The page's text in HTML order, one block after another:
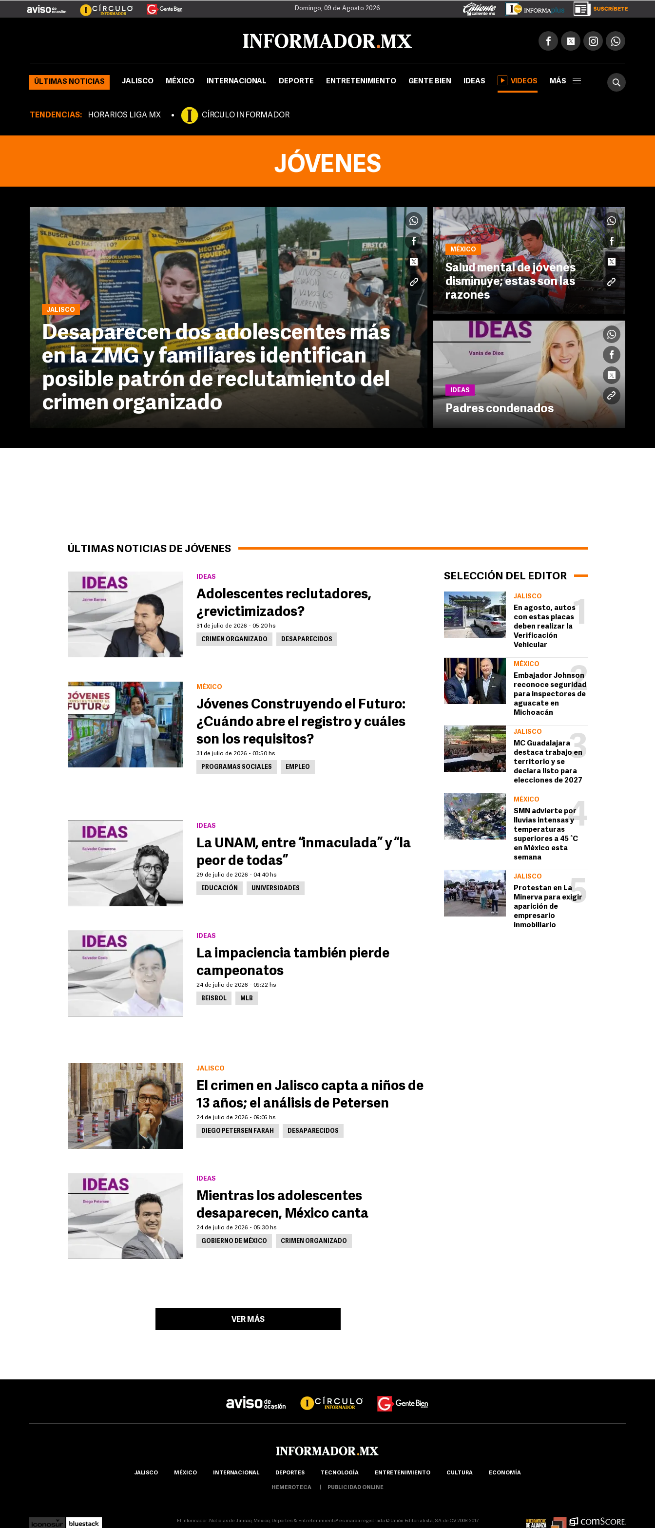
Domingo, 09 de Agosto 2026
ÚLTIMAS NOTICIAS JALISCO MÉXICO INTERNACIONAL DEPORTE ENTRETENIMIENTO GENTE BIEN IDEAS VIDEOS MÁS
TENDENCIAS: HORARIOS LIGA MX CÍRCULO INFORMADOR
JÓVENES
JALISCO
Desaparecen dos adolescentes más
en la ZMG y familiares identifican
posible patrón de reclutamiento del
crimen organizado
MÉXICO
Salud mental de jóvenes
disminuye; estas son las
razones
IDEAS
Padres condenados
ÚLTIMAS NOTICIAS DE JÓVENES
SELECCIÓN DEL EDITOR
1
JALISCO
En agosto, autos
con estas placas
deben realizar la
Verificación
Vehicular
2
MÉXICO
Embajador Johnson
reconoce seguridad
para inspectores de
aguacate en
Michoacán
3
JALISCO
MC Guadalajara
destaca trabajo en
territorio y se
declara listo para
elecciones de 2027
4
MÉXICO
SMN advierte por
lluvias intensas y
temperaturas
superiores a 45 °C
en México esta
semana
5
JALISCO
Protestan en La
Minerva para exigir
aparición de
empresario
inmobiliario
IDEAS
Adolescentes reclutadores,
¿revictimizados?
31 de julio de 2026 - 05:20 hs
CRIMEN ORGANIZADO DESAPARECIDOS
MÉXICO
Jóvenes Construyendo el Futuro:
¿Cuándo abre el registro y cuáles
son los requisitos?
31 de julio de 2026 - 03:50 hs
PROGRAMAS SOCIALES EMPLEO
IDEAS
La UNAM, entre “inmaculada” y “la
peor de todas”
29 de julio de 2026 - 04:40 hs
EDUCACIÓN UNIVERSIDADES
IDEAS
La impaciencia también pierde
campeonatos
24 de julio de 2026 - 09:22 hs
BEISBOL MLB
JALISCO
El crimen en Jalisco capta a niños de
13 años; el análisis de Petersen
24 de julio de 2026 - 09:06 hs
DIEGO PETERSEN FARAH DESAPARECIDOS
IDEAS
Mientras los adolescentes
desaparecen, México canta
24 de julio de 2026 - 05:30 hs
GOBIERNO DE MÉXICO CRIMEN ORGANIZADO
VER MÁS
JALISCO MÉXICO INTERNACIONAL DEPORTES TECNOLOGÍA ENTRETENIMIENTO CULTURA ECONOMÍA
HEMEROTECA PUBLICIDAD ONLINE
El Informador ::Noticias de Jalisco, México, Deportes & Entretenimiento® es marca registrada © Unión Editorialista, S.A. de C.V. 2008-2017